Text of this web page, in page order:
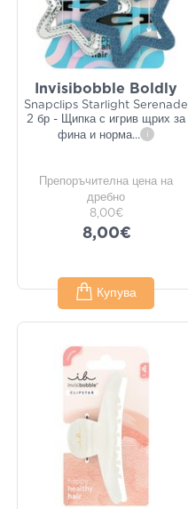
Invisibobble Boldly
Snapclips Starlight Serenade
2 бр - Щипка с игрив щрих за
фина и норма... i
Препоръчителна цена на
дребно
8,00€
8,00€
Купува